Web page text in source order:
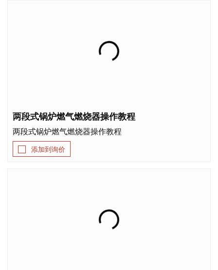
两段式锅炉燃气燃烧器操作教程
两段式锅炉燃气燃烧器操作教程
添加到询价